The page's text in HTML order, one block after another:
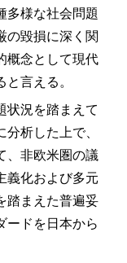
多様な社会問題
の毀損に深く関
概念として現代
言える。
状況を踏まえて
析した上で、
、非欧米圏の議
義化および多元
踏まえた普遍妥
ードを日本から